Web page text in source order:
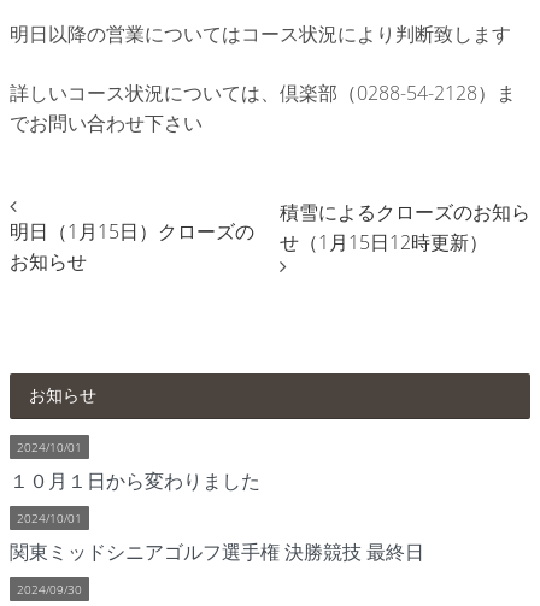
明日以降の営業についてはコース状況により判断致します
詳しいコース状況については、倶楽部（0288-54-2128）ま
でお問い合わせ下さい
明日（1月15日）クローズの
お知らせ
積雪によるクローズのお知ら
せ（1月15日12時更新）
お知らせ
2024/10/01
１０月１日から変わりました
2024/10/01
関東ミッドシニアゴルフ選手権 決勝競技 最終日
2024/09/30